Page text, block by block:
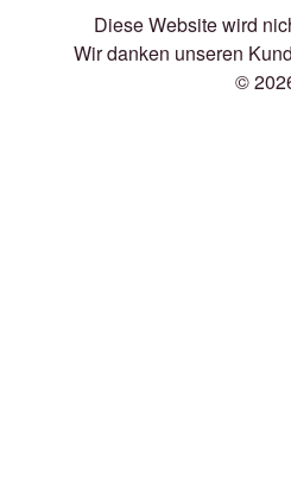
Diese Website wird
Wir danken unseren
©